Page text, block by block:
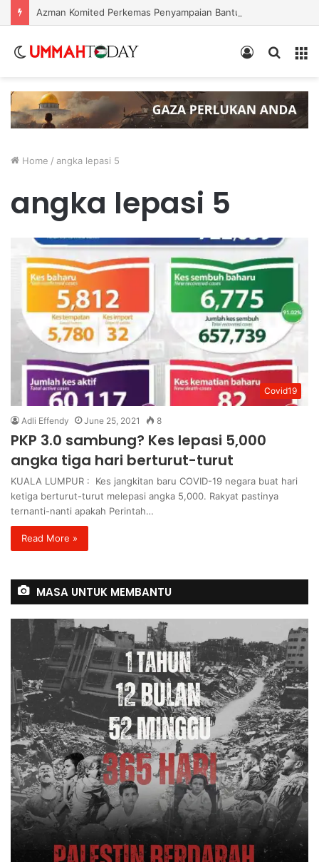
skin
for
In
Home / angka lepasi 5
angka lepasi 5
Covid19
Adli Effendy June 25, 2021 8
PKP 3.0 sambung? Kes lepasi 5,000
angka tiga hari berturut-turut
KUALA LUMPUR : Kes jangkitan baru COVID-19 negara buat hari
ketiga berturut-turut melepasi angka 5,000. Rakyat pastinya
ternanti-nanti apakah Perintah…
Read More »
MASA UNTUK MEMBANTU